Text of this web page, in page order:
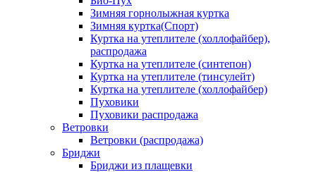
Зимняя горнолыжная куртка
Зимняя куртка(Спорт)
Куртка на утеплителе (холлофайбер),
распродажа
Куртка на утеплителе (синтепон)
Куртка на утеплителе (тинсулейт)
Куртка на утеплителе (холлофайбер)
Пуховики
Пуховики распродажа
Ветровки
Ветровки (распродажа)
Бриджи
Бриджи из плащевки